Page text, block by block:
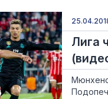
Лига